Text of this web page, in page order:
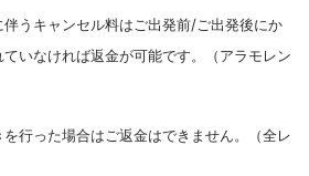
うキャンセル料はご出発前/ご出発後にか
いなければ返金が可能です。（アラモレン
行った場合はご返金はできません。（全レ